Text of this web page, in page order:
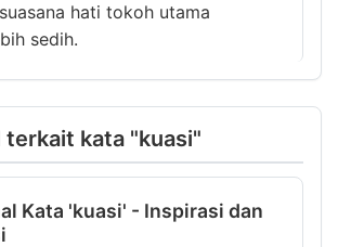
hati tokoh utama
sedih.
terkait kata "kuasi"
Kata 'kuasi' - Inspirasi dan